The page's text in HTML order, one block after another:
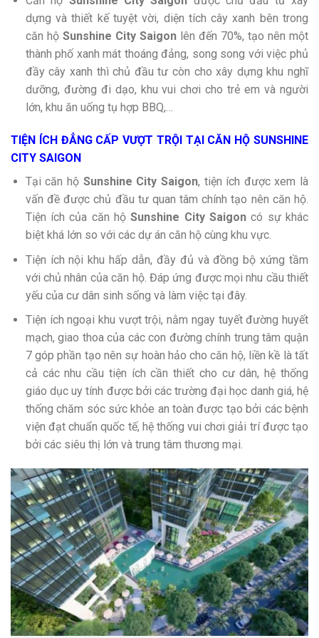
dựng và thiết kế tuyệt vời, diện tích cây xanh bên trong
căn hộ Sunshine City Saigonlên đến 70%, tạo nên một
thành phố xanh mát thoáng đảng, song song với việc phủ
đầy cây xanh thì chủ đầu tư còn cho xây dựng khu nghĩ
dưỡng, đường đi dạo, khu vui chơi cho trẻ em và người
lớn, khu ăn uống tụ hợp BBQ,…
TIỆN ÍCH ĐẲNG CẤP VƯỢT TRỘI TẠI CĂN HỘ SUNSHINE
CITY SAIGON
Tại căn hộ Sunshine City Saigon, tiện ích được xem là
vấn đề được chủ đầu tư quan tâm chính tạo nên căn hộ.
Tiện ích của căn hộSunshine City Saigon có sự khác
biệt khá lớn so với các dự án căn hộ cùng khu vực.
Tiện ích nội khu hấp dẫn, đầy đủ và đồng bộ xứng tầm
với chủ nhân của căn hộ. Đáp ứng được mọi nhu cầu thiết
yếu của cư dân sinh sống và làm việc tại đây.
Tiện ích ngoại khu vượt trội, nằm ngay tuyết đường huyết
mạch, giao thoa của các con đường chính trung tâm quận
7 góp phần tạo nên sự hoàn hảo cho căn hộ, liền kề là tất
cả các nhu cầu tiện ích cần thiết cho cư dân, hệ thống
giáo dục uy tính được bởi các trường đại học danh giá, hệ
thống chăm sóc sức khỏe an toàn được tạo bởi các bệnh
viện đạt chuẩn quốc tế, hệ thống vui chơi giải trí được tạo
bởi các siêu thị lớn và trung tâm thương mại.